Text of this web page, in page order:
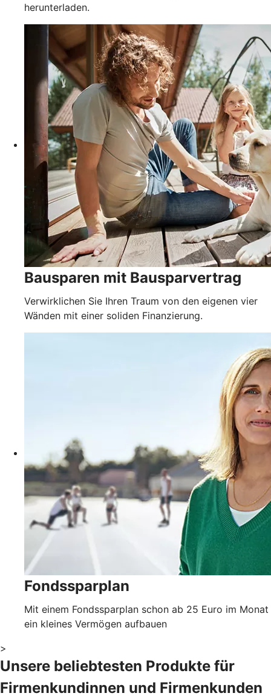
herunterladen.
Bausparen mit Bausparvertrag
Verwirklichen Sie Ihren Traum von den eigenen vier
Wänden mit einer soliden Finanzierung.
Fondssparplan
Mit einem Fondssparplan schon ab 25 Euro im Monat
ein kleines Vermögen aufbauen
>
Unsere beliebtesten Produkte für
Firmenkundinnen und Firmenkunden